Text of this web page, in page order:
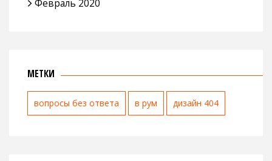
Февраль 2020
МЕТКИ
вопросы без ответа в рум дизайн 404